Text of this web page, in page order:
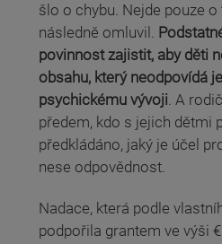
šlo o chybu. Nejde pouze o
následně omluvil.
povinnost zajistit, aby děti
obsahu, který neodpovídá
psychickému vývoji. A
předem, kdo s jejich dětmi
předkládáno, jaký je účel
nese odpovědnost.
Nadace, která podle
podpořila grantem ve výši